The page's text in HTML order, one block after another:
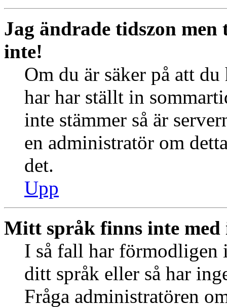
Jag ändrade tidszon
inte!
Om du är säker på att
har har ställt in
inte stämmer så är
en administratör om
det.
Upp
Mitt språk finns inte med
I så fall har förmodligen
ditt språk eller så har
Fråga administratören